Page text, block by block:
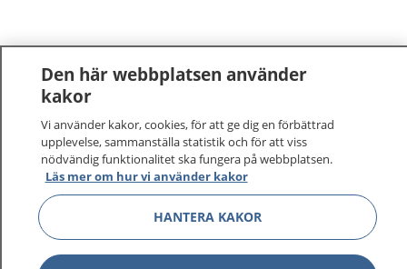
1177 –tryggt om din hälsa och vård
På 1177.se får du råd om hälsa och information om
sjukdomar och vilka mottagningar du kan kontakta.
Logga in för att läsa din journal och göra dina
vårdärenden. Ring telefonnummer 1177 för
sjukvårdsrådgivning dygnet runt.
1177 ger dig råd när du vill må bättre.
Den här webbplatsen använder
kakor
Vi använder kakor, cookies, för att ge dig en förbättrad
upplevelse, sammanställa statistik och för att viss
nödvändig funktionalitet ska fungera på webbplatsen.
Läs mer om hur vi använder kakor
HANTERA KAKOR